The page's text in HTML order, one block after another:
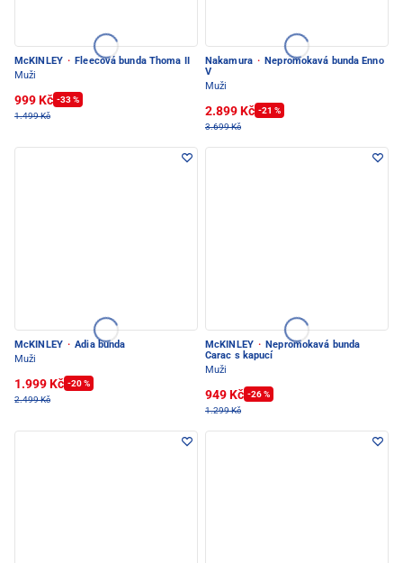
McKINLEY · Fleecová bunda Thoma II
Muži
999 Kč -33 %
1.499 Kč
Nakamura · Nepromokavá bunda Enno
V
Muži
2.899 Kč -21 %
3.699 Kč
McKINLEY · Adia bunda
Muži
1.999 Kč -20 %
2.499 Kč
McKINLEY · Nepromokavá bunda
Carac s kapucí
Muži
949 Kč -26 %
1.299 Kč